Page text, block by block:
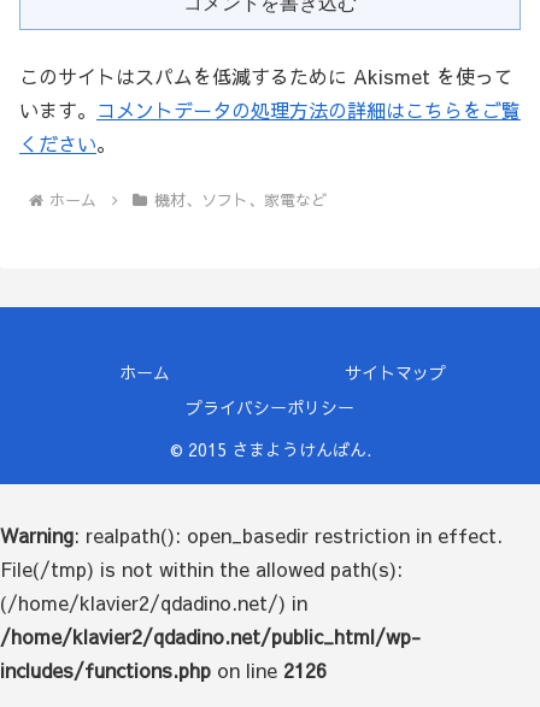
このサイトはスパムを低減するために Akismet を使って
います。 コメントデータの処理方法の詳細はこちらをご覧
ください。
ホーム 機材、ソフト、家電など
ホーム
サイトマップ
プライバシーポリシー
© 2015 さまようけんばん.
Warning: realpath(): open_basedir restriction in effect.
File(/tmp) is not within the allowed path(s):
(/home/klavier2/qdadino.net/) in
/home/klavier2/qdadino.net/public_html/wp-
includes/functions.php on line 2126